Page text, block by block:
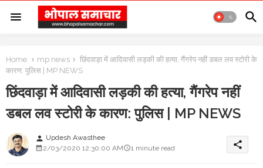
Home mp news
छिंदवाड़ा में आदिवासी लड़की की हत्या, गैंगरेप नहीं डबल लव स्टोरी के
कारण: पुलिस | MP NEWS
छिंदवाड़ा में आदिवासी लड़की की हत्या, गैंगरेप नहीं
डबल लव स्टोरी के कारण: पुलिस | MP NEWS
person Updesh Awasthee
2/03/2020 12:30:00 AM
1 minute read share